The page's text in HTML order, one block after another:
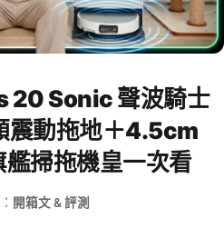
20 Sonic 聲波騎士
震動拖地＋4.5cm
掃拖機皇一次看
開箱文 & 評測